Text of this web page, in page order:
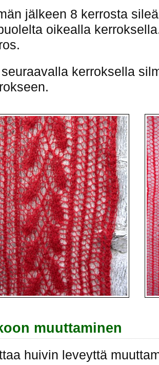
jälkeen 8 kerrosta
oikealla
kerroksella
muuttaminen
huivin leveyttä